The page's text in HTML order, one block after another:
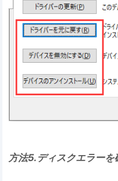
方法5.ディスクエラーを